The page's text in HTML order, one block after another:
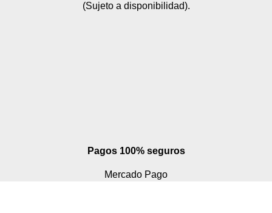
(Sujeto a disponibilidad).
Pagos 100% seguros
Mercado Pago